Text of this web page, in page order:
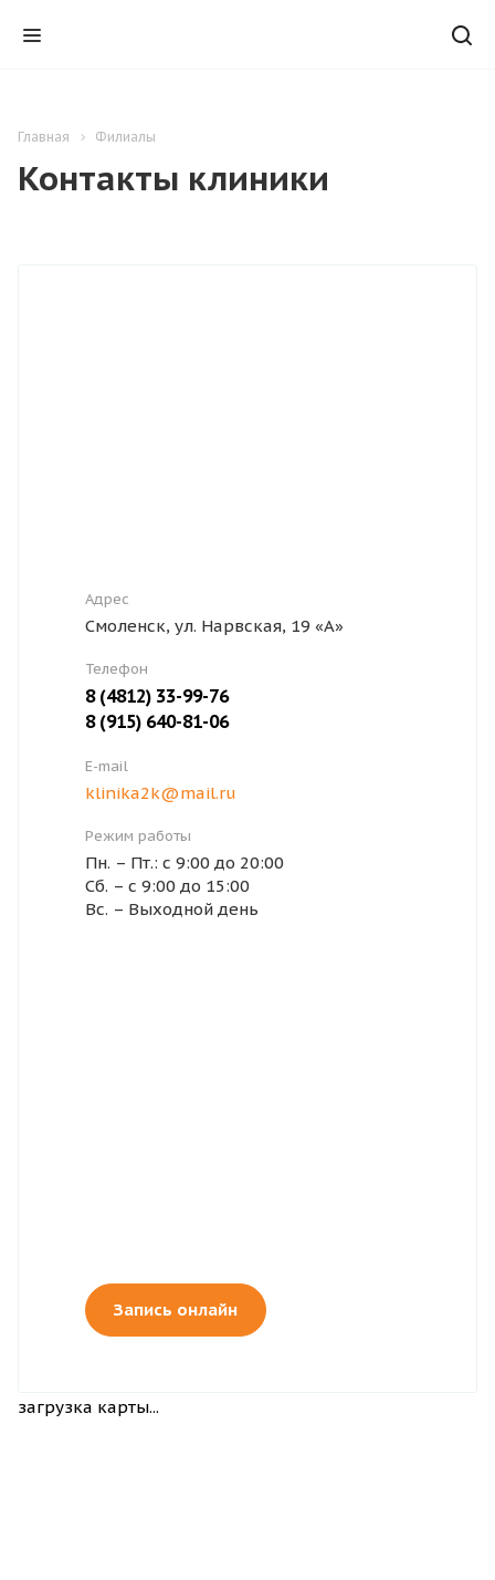
Главная Филиалы
Контакты клиники
Адрес
Смоленск, ул. Нарвская, 19 «А»
Телефон
8 (4812) 33-99-76
8 (915) 640-81-06
E-mail
klinika2k@mail.ru
Режим работы
Пн. – Пт.: с 9:00 до 20:00
Сб. – с 9:00 до 15:00
Вс. – Выходной день
Запись онлайн
загрузка карты...